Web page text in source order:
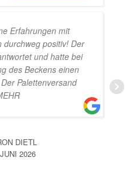
Erfahrungen mit
durchweg positiv! Der
und hatte bei
des Beckens einen
Palettenversand
DIETL
2026